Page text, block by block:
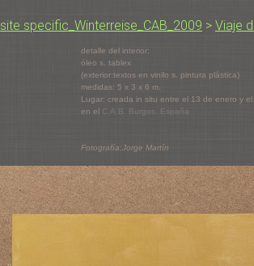
site specific_Winterreise_CAB_2009 > Viaje
detalle del interior:
óleo s. tablex
(exterior:textos en vinilo s. pintura plástica)
medidas: 5 x 3 x 6 m.
Lugar: creada in situ entre el 13 de enero y
en el C.A.B. Burgos. España
Fotografía:Jorge Martín